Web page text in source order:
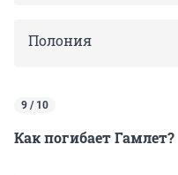
Полония
9 / 10
Как погибает Гамлет?